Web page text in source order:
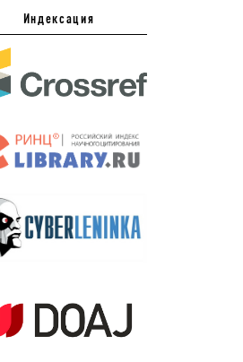
Индексация